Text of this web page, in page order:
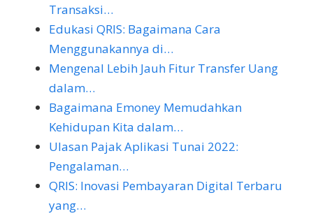
Transaksi…
Edukasi QRIS: Bagaimana Cara
Menggunakannya di…
Mengenal Lebih Jauh Fitur Transfer Uang
dalam…
Bagaimana Emoney Memudahkan
Kehidupan Kita dalam…
Ulasan Pajak Aplikasi Tunai 2022:
Pengalaman…
QRIS: Inovasi Pembayaran Digital Terbaru
yang…